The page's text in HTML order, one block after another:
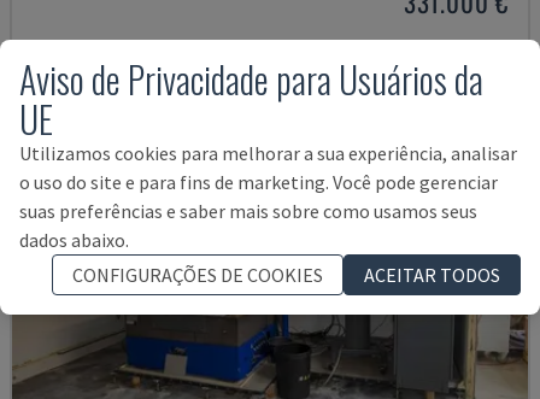
Aviso de Privacidade para Usuários da
UE
Utilizamos cookies para melhorar a sua experiência, analisar
o uso do site e para fins de marketing. Você pode gerenciar
suas preferências e saber mais sobre como usamos seus
dados abaixo.
CONFIGURAÇÕES DE COOKIES
ACEITAR TODOS